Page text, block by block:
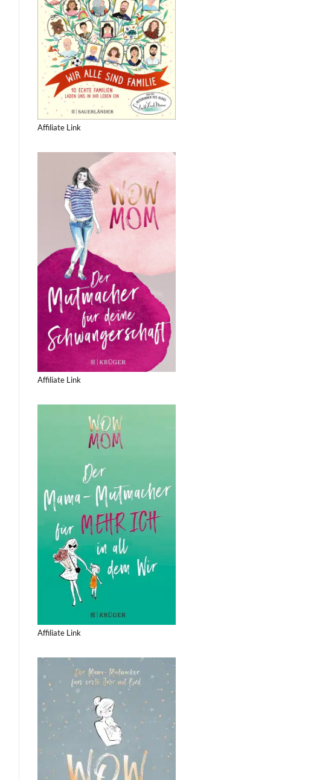
Affiliate Link
Affiliate Link
Affiliate Link